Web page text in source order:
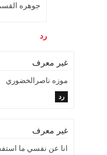
جوهره
رد
غير معرف
موزه ناصرالخضوري
رد
غير معرف
انا عن نفسي ما